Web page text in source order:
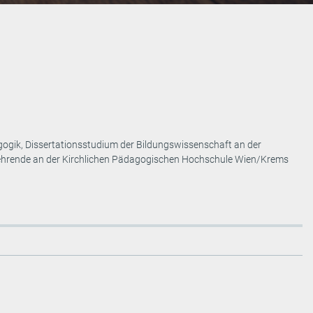
Dissertationsstudium der Bildungswissenschaft an der
an der Kirchlichen Pädagogischen Hochschule Wien/Krems